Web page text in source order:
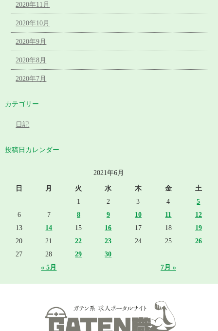
2020年11月
2020年10月
2020年9月
2020年8月
2020年7月
カテゴリー
日記
投稿日カレンダー
2021年6月
日 月 火 水 木 金 土
« 5月 7月 »
1 2 3 4
5
6
7 8 9 10 11
12
13
14 15 16 17 18
19
20
21 22 23 24 25
26
27
28 29 30